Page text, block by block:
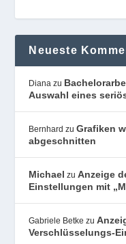
Neueste
Diana zu
Auswahl eines
Bernhard zuGrafiken
abgeschnitten
Michael zuAnzeige
Einstellungen mit
Gabriele Betke zu
Verschlüsselungs-